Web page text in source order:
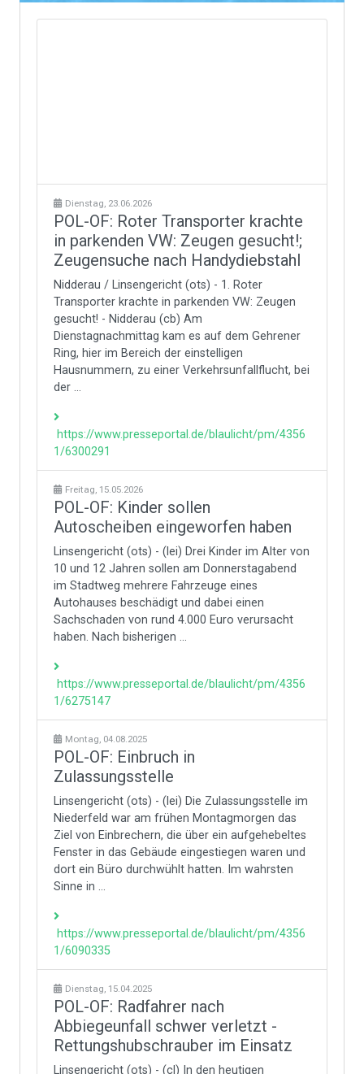
Dienstag, 23.06.2026
POL-OF: Roter Transporter krachte
in parkenden VW: Zeugen gesucht!;
Zeugensuche nach Handydiebstahl
Nidderau / Linsengericht (ots) - 1. Roter
Transporter krachte in parkenden VW: Zeugen
gesucht! - Nidderau (cb) Am
Dienstagnachmittag kam es auf dem Gehrener
Ring, hier im Bereich der einstelligen
Hausnummern, zu einer Verkehrsunfallflucht, bei
der ...
https://www.presseportal.de/blaulicht/pm/4356
1/6300291
Freitag, 15.05.2026
POL-OF: Kinder sollen
Autoscheiben eingeworfen haben
Linsengericht (ots) - (lei) Drei Kinder im Alter von
10 und 12 Jahren sollen am Donnerstagabend
im Stadtweg mehrere Fahrzeuge eines
Autohauses beschädigt und dabei einen
Sachschaden von rund 4.000 Euro verursacht
haben. Nach bisherigen ...
https://www.presseportal.de/blaulicht/pm/4356
1/6275147
Montag, 04.08.2025
POL-OF: Einbruch in
Zulassungsstelle
Linsengericht (ots) - (lei) Die Zulassungsstelle im
Niederfeld war am frühen Montagmorgen das
Ziel von Einbrechern, die über ein aufgehebeltes
Fenster in das Gebäude eingestiegen waren und
dort ein Büro durchwühlt hatten. Im wahrsten
Sinne in ...
https://www.presseportal.de/blaulicht/pm/4356
1/6090335
Dienstag, 15.04.2025
POL-OF: Radfahrer nach
Abbiegeunfall schwer verletzt -
Rettungshubschrauber im Einsatz
Linsengericht (ots) - (cl) In den heutigen